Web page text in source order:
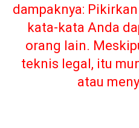
dampaknya:
kata-kata Anda
orang lain.
teknis legal, itu
atau